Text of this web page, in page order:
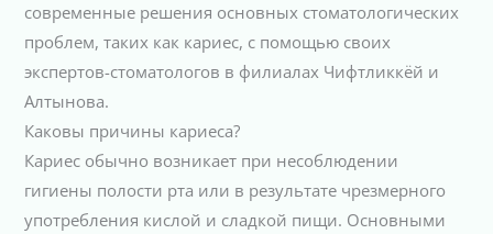
современные решения основных стоматологических
проблем, таких как кариес, с помощью своих
экспертов-стоматологов в филиалах Чифтликкёй и
Алтынова.
Каковы причины кариеса?
Кариес обычно возникает при несоблюдении
гигиены полости рта или в результате чрезмерного
употребления кислой и сладкой пищи. Основными